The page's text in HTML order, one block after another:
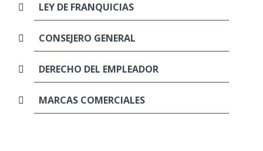
LEY DE FRANQUICIAS
CONSEJERO GENERAL
DERECHO DEL EMPLEADOR
MARCAS COMERCIALES